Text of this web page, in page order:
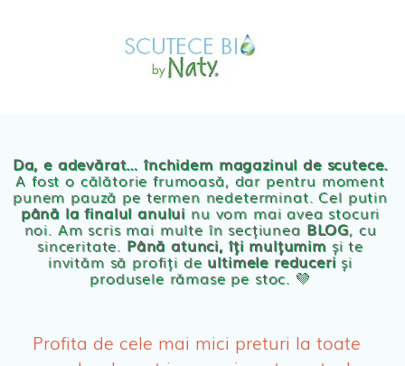
PRODUSE BEBE
Servetele umede ecologice
Cosmetice BEBE
Olita Bio Naty
PRODUSE FEMEI
Da, e adevărat… închidem magazinul de scutece.
A fost o călătorie frumoasă, dar pentru moment
punem pauză pe termen nedeterminat. Cel putin
până la finalul anului nu vom mai avea stocuri
noi. Am scris mai multe în secțiunea BLOG, cu
sinceritate. Până atunci, îți mulțumimși te
invităm să profiți de ultimele reduceriși
produsele rămase pe stoc. 💛
Profita de cele mai mici preturi la toate